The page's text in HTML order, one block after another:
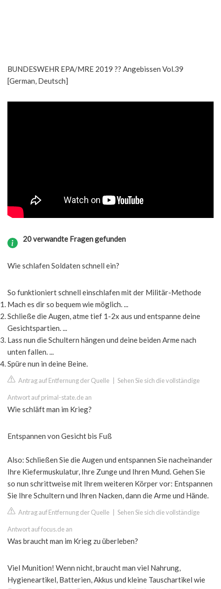
BUNDESWEHR EPA/MRE 2019 ?? Angebissen Vol.39
[German, Deutsch]
20 verwandte Fragen gefunden
Wie schlafen Soldaten schnell ein?
So funktioniert schnell einschlafen mit der Militär-Methode
Mach es dir so bequem wie möglich. ...
Schließe die Augen, atme tief 1-2x aus und entspanne deine
Gesichtspartien. ...
Lass nun die Schultern hängen und deine beiden Arme nach
unten fallen. ...
Spüre nun in deine Beine.
Antrag auf Entfernung der Quelle Sehen Sie sich die vollständige
Antwort auf primal-state.de an
Wie schläft man im Krieg?
Entspannen von Gesicht bis Fuß
Also: Schließen Sie die Augen und entspannen Sie nacheinander
Ihre Kiefermuskulatur, Ihre Zunge und Ihren Mund. Gehen Sie
so nun schrittweise mit Ihrem weiteren Körper vor: Entspannen
Sie Ihre Schultern und Ihren Nacken, dann die Arme und Hände.
Antrag auf Entfernung der Quelle Sehen Sie sich die vollständige
Antwort auf focus.de an
Was braucht man im Krieg zu überleben?
Viel Munition! Wenn nicht, braucht man viel Nahrung,
Hygieneartikel, Batterien, Akkus und kleine Tauschartikel wie